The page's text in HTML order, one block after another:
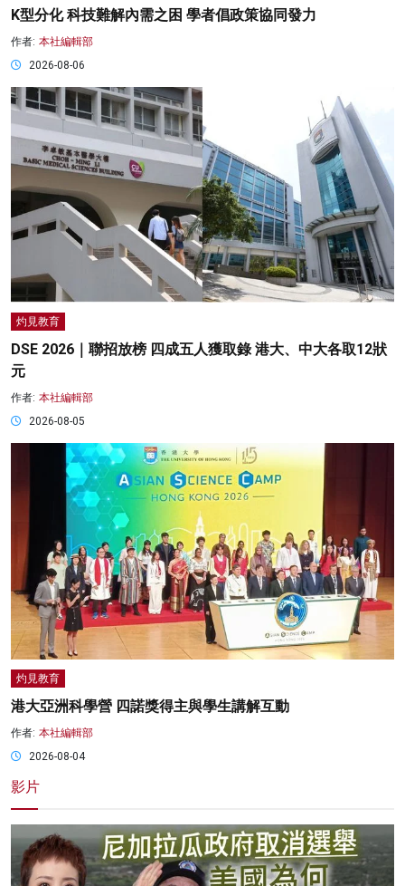
K型分化 科技難解內需之困 學者倡政策協同發力
作者: 本社編輯部
2026-08-06
灼見教育
DSE 2026｜聯招放榜 四成五人獲取錄 港大、中大各取12狀
元
作者: 本社編輯部
2026-08-05
灼見教育
港大亞洲科學營 四諾獎得主與學生講解互動
作者: 本社編輯部
2026-08-04
影片